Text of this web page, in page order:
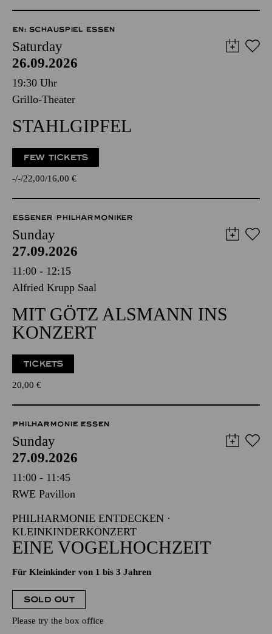
EN: SCHAUSPIEL ESSEN
Saturday
26.09.2026
19:30 Uhr
Grillo-Theater
STAHLGIPFEL
FEW TICKETS
- - 22,00 16,00 €
ESSENER PHILHARMONIKER
Sunday
27.09.2026
11:00 - 12:15
Alfried Krupp Saal
MIT GÖTZ ALSMANN INS
KONZERT
TICKETS
20,00 €
PHILHARMONIE ESSEN
Sunday
27.09.2026
11:00 - 11:45
RWE Pavillon
PHILHARMONIE ENTDECKEN ·
KLEINKINDERKONZERT
EINE VOGELHOCHZEIT
Für Kleinkinder von 1 bis 3 Jahren
SOLD OUT
Please try the box office